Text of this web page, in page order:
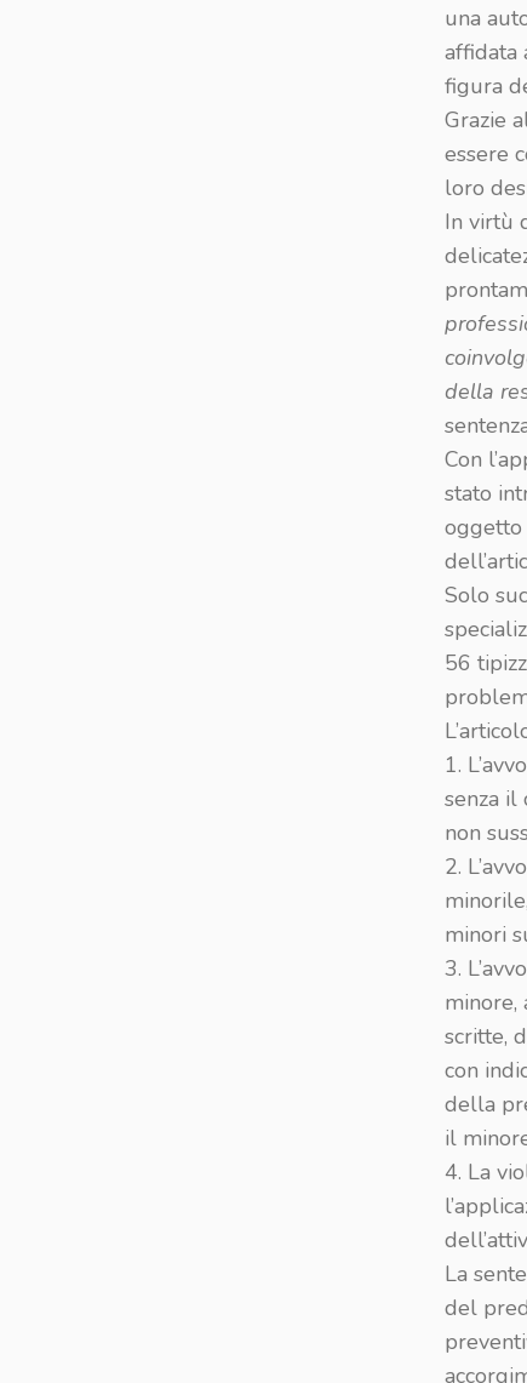
una
affidata
figura
Grazie
essere
loro
In virtù
della
Con
stato
oggetto
Solo
56
1.
senza il
non
2.
minori
3.
minore,
scritte,
con
della
il
4. La
La
del